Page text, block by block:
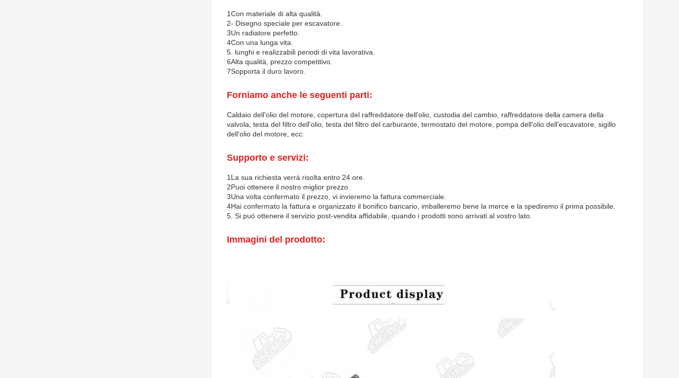
1Con materiale di alta qualità.
2- Disegno speciale per escavatore.
3Un radiatore perfetto.
4Con una lunga vita.
5. lunghi e realizzabili periodi di vita lavorativa.
6Alta qualità, prezzo competitivo.
7Sopporta il duro lavoro.
Forniamo anche le seguenti parti:
Caldaio dell'olio del motore, copertura del raffreddatore dell'olio, custodia del cambio, raffreddatore della camera della
valvola, testa del filtro dell'olio, testa del filtro del carburante, termostato del motore, pompa dell'olio dell'escavatore, sigillo
dell'olio del motore, ecc.
Supporto e servizi:
1La sua richiesta verrà risolta entro 24 ore.
2Puoi ottenere il nostro miglior prezzo.
3Una volta confermato il prezzo, vi invieremo la fattura commerciale.
4Hai confermato la fattura e organizzato il bonifico bancario, imballeremo bene la merce e la spediremo il prima possibile.
5. Si può ottenere il servizio post-vendita affidabile, quando i prodotti sono arrivati al vostro lato.
Immagini del prodotto: